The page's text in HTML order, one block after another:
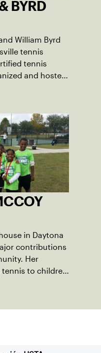
BYRD
William Byrd
tennis
tennis
and hosted
in Daytona
contributions
Her
to children